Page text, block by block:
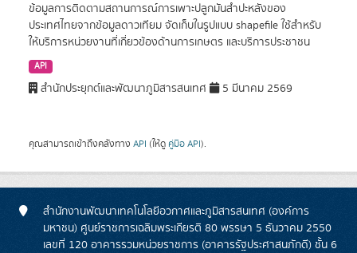
ข้อมูลการติดตามสถานการณ์การเพาะปลูกมันสำปะหลังของ
ประเทศไทยจากข้อมูลดาวเทียม จัดเก็บในรูปแบบ shapefile ใช้สำหรับ
ให้บริการหน่วยงานที่เกี่ยวข้องด้านการเกษตร และบริการประชาชน
API
สำนักประยุกต์และพัฒนาภูมิสารสนเทศ 5 มีนาคม 2569
คุณสามารถเข้าถึงคลังทาง API (ให้ดู คู่มือ API).
สำนักงานพัฒนาเทคโนโลยีอวกาศและภูมิสารสนเทศ (องค์การ
มหาชน) ศูนย์ราชการเฉลิมพระเกียรติ 80 พรรษา 5 ธันวาคม 2550
เลขที่ 120 อาคารรวมหน่วยราชการ (อาคารรัฐประศาสนภักดี) ชั้น 6